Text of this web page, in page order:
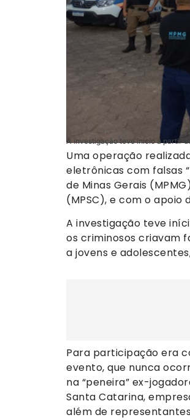
A investigação teve início a partir
Uma operação
eletrônicas com falsas
de Minas Gerais
(MPSC), e com o apoio
A investigação teve
os criminosos criavam
a jovens e
Para participação era
evento, que nunca
na “peneira” ex-
Santa Catarina,
além de